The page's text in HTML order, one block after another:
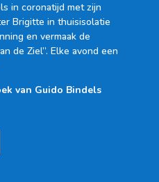
in coronatijd met zijn
Brigitte in thuisisolatie
en vermaak de
de Ziel”. Elke avond een
van Guido Bindels